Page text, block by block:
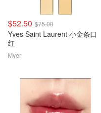
$52.50 $75.00
Yves Saint Laurent 小金条口
红
Myer